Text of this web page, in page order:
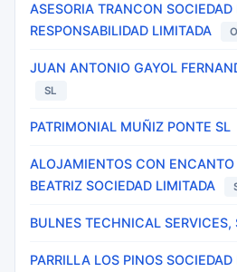
ASESORIA TRANCON SOCIEDAD
RESPONSABILIDAD LIMITADA
JUAN ANTONIO GAYOL
SL
PATRIMONIAL MUÑIZ PONTE SL
ALOJAMIENTOS CON ENCANTO
BEATRIZ SOCIEDAD LIMITADA
BULNES TECHNICAL SERVICES,
PARRILLA LOS PINOS